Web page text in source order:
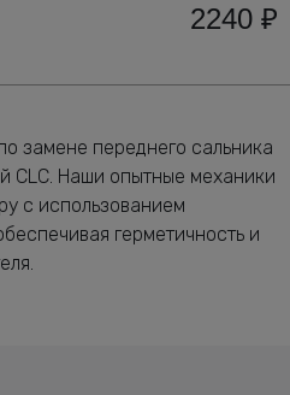
2240 ₽
замене переднего сальника
CLC. Наши опытные механики
с использованием
герметичность и